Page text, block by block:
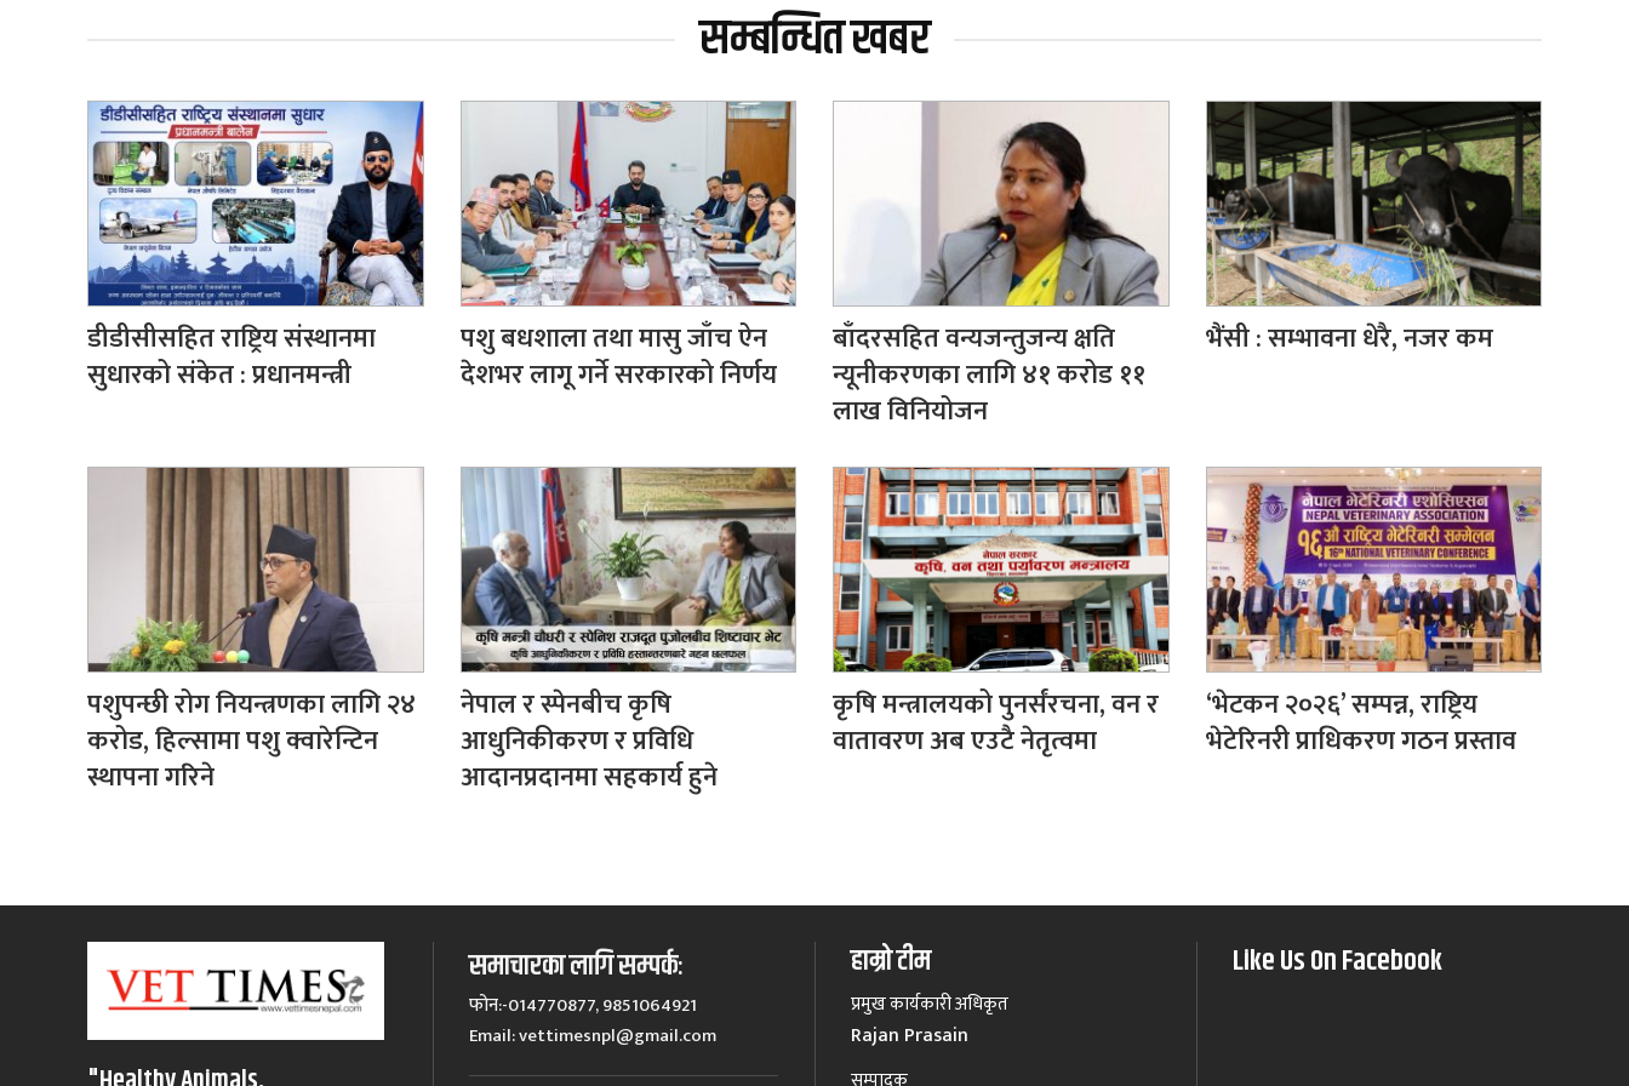
सम्बन्धित खबर
डीडीसीसहित राष्ट्रिय संस्थानमा
सुधारको संकेत : प्रधानमन्त्री
पशु बधशाला तथा मासु जाँच ऐन
देशभर लागू गर्ने सरकारको निर्णय
बाँदरसहित वन्यजन्तुजन्य क्षति
न्यूनीकरणका लागि ४१ करोड ११
लाख विनियोजन
भैंसी : सम्भावना धेरै, नजर कम
पशुपन्छी रोग नियन्त्रणका लागि २४
करोड, हिल्सामा पशु क्वारेन्टिन
स्थापना गरिने
नेपाल र स्पेनबीच कृषि
आधुनिकीकरण र प्रविधि
आदानप्रदानमा सहकार्य हुने
कृषि मन्त्रालयको पुनर्संरचना, वन र
वातावरण अब एउटै नेतृत्वमा
‘भेटकन २०२६’ सम्पन्न, राष्ट्रिय
भेटेरिनरी प्राधिकरण गठन प्रस्ताव
समाचारका लागि सम्पर्कः
फोन:-014770877, 9851064921
Email:vettimesnpl@gmail.com
हाम्रो टीम
प्रमुख कार्यकारी अधिकृत
Rajan Prasain
Like Us On Facebook